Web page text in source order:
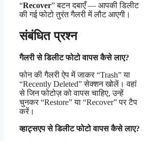
“Recover” बटन दबाएँ — आपकी डिलीट
की गई फोटो तुरंत गैलरी में लौट आएगी।
संबंधित प्रश्न
गैलरी से डिलीट फोटो वापस कैसे लाए?
फोन की गैलरी ऐप में जाकर “Trash” या
“Recently Deleted” सेक्शन खोलें। वहां
से जिन फोटोज़ को वापस चाहिए, उन्हें
चुनकर “Restore” या “Recover” पर टैप
करें।
व्हाट्सएप से डिलीट फोटो वापस कैसे लाए?